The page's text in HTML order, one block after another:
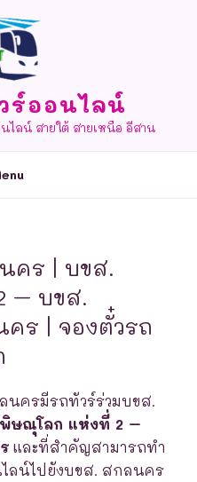
ร์ออนไลน์
ลน์ สายใต้ สายเหนือ อีสาน
คร | บขส.
– บขส.
ร | จองตั๋วรถ
ครมีรถทัวร์ร่วมบขส.
ษณุโลก แห่งที่ 2 –
และที่สำคัญสามารถทำ
ลน์ไปยังบขส. สกลนคร